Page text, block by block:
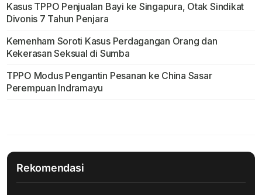
Kasus TPPO Penjualan Bayi ke Singapura, Otak Sindikat
Divonis 7 Tahun Penjara
Kemenham Soroti Kasus Perdagangan Orang dan
Kekerasan Seksual di Sumba
TPPO Modus Pengantin Pesanan ke China Sasar
Perempuan Indramayu
Rekomendasi